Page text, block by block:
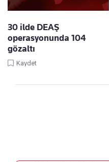
30 ilde DEAŞ
operasyonunda 104
gözaltı
Kaydet